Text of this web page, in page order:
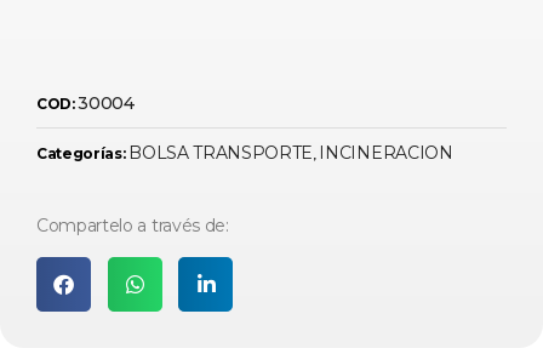
COD:30004
Categorías: BOLSA TRANSPORTE, INCINERACION
Compartelo a través de: